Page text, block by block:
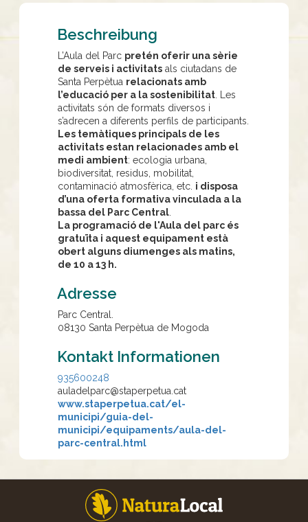
Beschreibung
L’Aula del Parc pretén oferir una sèrie
de serveis i activitats als ciutadans de
Santa Perpètua relacionats amb
l’educació per a la sostenibilitat . Les
activitats són de formats diversos i
s’adrecen a diferents perfils de participants.
Les temàtiques principals de les
activitats estan relacionades amb el
medi ambient: ecologia urbana,
biodiversitat, residus, mobilitat,
contaminació atmosfèrica, etc. i disposa
d’una oferta formativa vinculada a la
bassa del Parc Central
La programació de l'Aula del parc és
gratuïta i aquest equipament està
obert alguns diumenges als matins,
de 10 a 13 h.
Adresse
Parc Central.
08130 Santa Perpètua de Mogoda
Kontakt Informationen
935600248
auladelparc@staperpetua.cat
www.staperpetua.cat/el-
municipi/guia-del-
municipi/equipaments/aula-del-
parc-central.html